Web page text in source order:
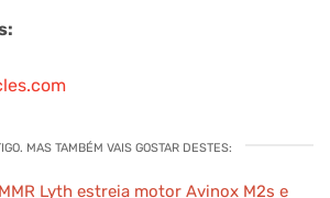
MAS TAMBÉM VAIS GOSTAR DESTES:
Lyth estreia motor Avinox M2s e